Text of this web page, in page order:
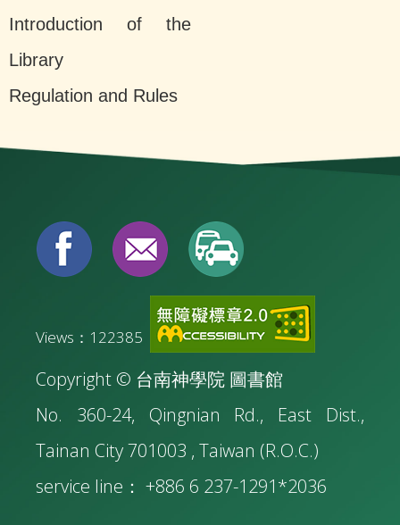
Introduction of the
Library
Regulation and Rules
Views：122385
Copyright © 台南神學院 圖書館
No. 360-24, Qingnian Rd., East Dist.,
Tainan City 701003 , Taiwan (R.O.C.)
service line： +886 6 237-1291*2036